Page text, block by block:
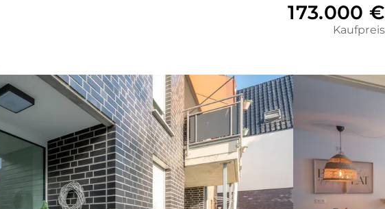
173.000 €
Kaufpreis